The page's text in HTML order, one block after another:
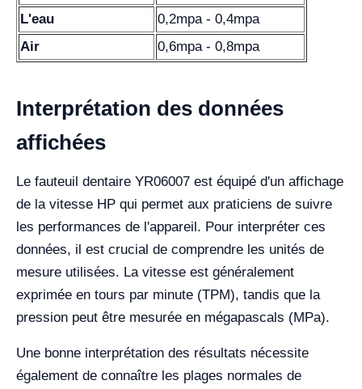
L'eau
0,2mpa - 0,4mpa
Air
0,6mpa - 0,8mpa
Interprétation des données
affichées
Le fauteuil dentaire YR06007 est équipé d'un affichage
de la vitesse HP qui permet aux praticiens de suivre
les performances de l'appareil. Pour interpréter ces
données, il est crucial de comprendre les unités de
mesure utilisées. La vitesse est généralement
exprimée en tours par minute (TPM), tandis que la
pression peut être mesurée en mégapascals (MPa).
Une bonne interprétation des résultats nécessite
également de connaître les plages normales de